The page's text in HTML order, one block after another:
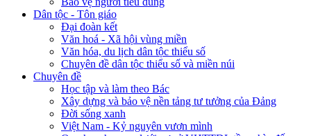
Dân tộc - Tôn giáo
Đại đoàn kết
Văn hoá - Xã hội vùng miền
Văn hóa, du lịch dân tộc thiểu số
Chuyên đề dân tộc thiểu số và miền núi
Chuyên đề
Học tập và làm theo Bác
Xây dựng và bảo vệ nền tảng tư tưởng của Đảng
Đời sống xanh
Việt Nam - Kỷ nguyên vươn mình